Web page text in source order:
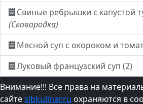
Свиные ребрышки с капустой
(Сковородка)
Мясной суп с окороком и
Луковый французский суп (2)
Внимание!!! Все права на
сайтеsibkulinar.ru охраняются в